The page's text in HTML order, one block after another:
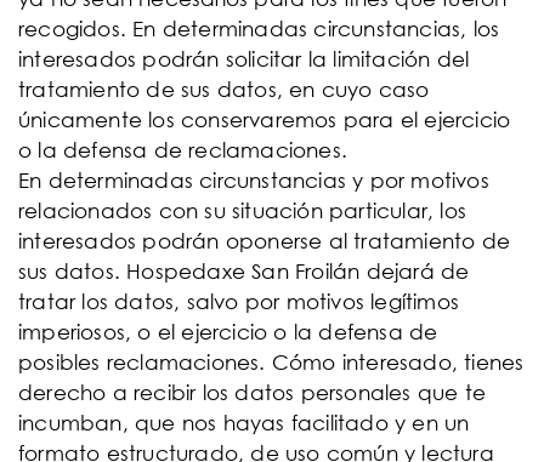
recogidos. En determinadas circunstancias, los
interesados podrán solicitar la limitación del
tratamiento de sus datos, en cuyo caso
únicamente los conservaremos para el ejercicio
o la defensa de reclamaciones.
En determinadas circunstancias y por motivos
relacionados con su situación particular, los
interesados podrán oponerse al tratamiento de
sus datos. Hospedaxe San Froilán dejará de
tratar los datos, salvo por motivos legítimos
imperiosos, o el ejercicio o la defensa de
posibles reclamaciones. Cómo interesado, tienes
derecho a recibir los datos personales que te
incumban, que nos hayas facilitado y en un
formato estructurado, de uso común y lectura